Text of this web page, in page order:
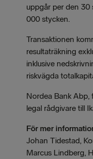
uppgår per den 30
000 stycken.
Transaktionen
resultaträkning
inklusive
riskvägda
Nordea Bank Abp,
legal rådgivare till
För mer
Johan Tidestad,
Marcus Lindberg,